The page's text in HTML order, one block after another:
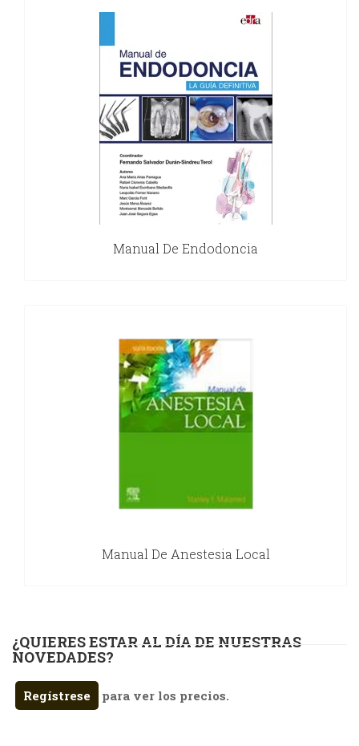
Manual De Endodoncia
Manual De Anestesia Local
¿QUIERES ESTAR AL DÍA DE NUESTRAS
NOVEDADES?
Regístrese para ver los precios.